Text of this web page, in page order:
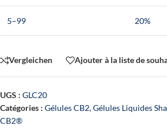
5–99 20%
Vergleichen Ajouter à la liste de
UGS : GLC20
Catégories : Gélules CB2,Gélules Liquides
CB2®